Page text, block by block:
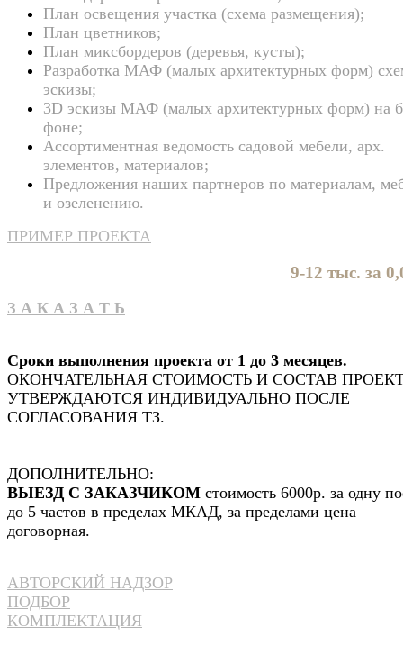
План освещения участка (схема размещения);
План цветников;
План миксбордеров (деревья, кусты);
Разработка МАФ (малых архитектурных форм)
эскизы;
3D эскизы МАФ (малых архитектурных форм) на
фоне;
Ассортиментная ведомость садовой мебели, арх.
элементов, материалов;
Предложения наших партнеров по материалам,
и озеленению.
ПРИМЕР ПРОЕКТА
9-12 тыс. за
З А К А З А Т Ь
Сроки выполнения проекта от 1 до 3 месяцев.
ОКОНЧАТЕЛЬНАЯ СТОИМОСТЬ И СОСТАВ
УТВЕРЖДАЮТСЯ ИНДИВИДУАЛЬНО ПОСЛЕ
СОГЛАСОВАНИЯ ТЗ.
ДОПОЛНИТЕЛЬНО:
ВЫЕЗД С ЗАКАЗЧИКОМ стоимость 6000р. за одну
до 5 частов в пределах МКАД, за пределами цена
договорная.
АВТОРСКИЙ НАДЗОР
ПОДБОР
КОМПЛЕКТАЦИЯ